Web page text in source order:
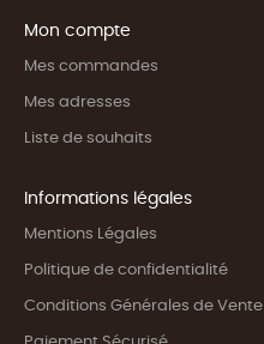
Mon compte
Mes commandes
Mes adresses
Liste de souhaits
Informations légales
Mentions Légales
Politique de confidentialité
Conditions Générales de Vente